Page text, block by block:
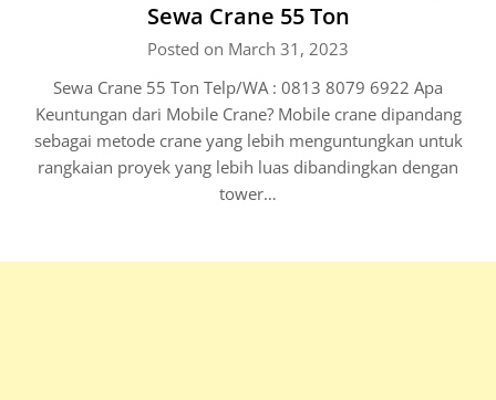
Sewa Crane 55 Ton
Posted on March 31, 2023
Sewa Crane 55 Ton Telp/WA : 0813 8079 6922 Apa
Keuntungan dari Mobile Crane? Mobile crane dipandang
sebagai metode crane yang lebih menguntungkan untuk
rangkaian proyek yang lebih luas dibandingkan dengan
tower…